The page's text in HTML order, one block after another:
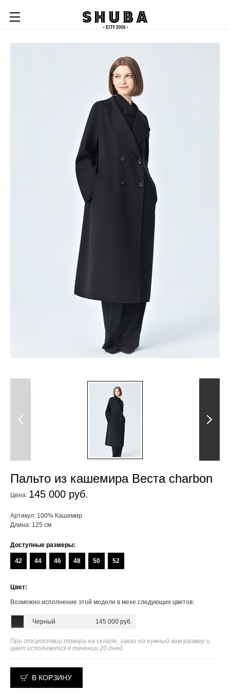
Previous Next
Пальто из кашемира Веста charbon
Цена: 145 000 руб.
Артикул: 100% Кашемир
Длина: 125 см
Доступные размеры:
42 44 46 48 50 52
Цвет:
Возможно исполнение этой модели в мехе следующих цветов:
Черный 145 000 руб.
При отсутствии товара на складе, заказ на нужный вам размер и
цвет исполняется в течении 20 дней.
В КОРЗИНУ